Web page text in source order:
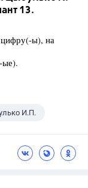
13.
цифру(-ы), на
ые).
И.П.